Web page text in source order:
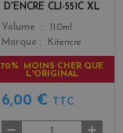
D'ENCRE CLI-551C XL
Color
Volume
11.0ml
Marque
Kitencre
70% MOINS CHER QUE
L'ORIGINAL
6,00 € TTC